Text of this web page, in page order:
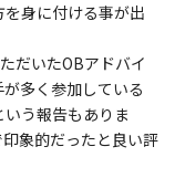
身に付ける事が出
だいたOBアドバイ
多く参加している
う報告もありま
象的だったと良い評